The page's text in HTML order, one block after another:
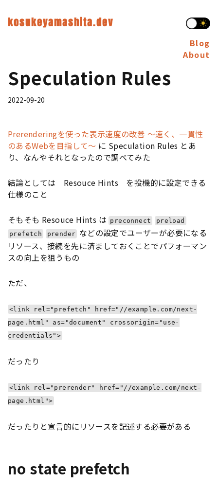
kosukeyamashita.dev
Blog
About
Speculation Rules
2022-09-20
Prerenderingを使った表示速度の改善 〜速く、一貫性
のあるWebを目指して〜 に Speculation Rules とあ
り、なんやそれとなったので調べてみた
結論としては Resouce Hints を投機的に設定できる
仕様のこと
そもそも Resouce Hints は preconnect
preload
prefetch
prender などの設定でユーザーが必要になる
リソース、接続を先に済ましておくことでパフォーマン
スの向上を狙うもの
ただ、
<link rel="prefetch" href="//example.com/next-
page.html" as="document" crossorigin="use-
credentials">
だったり
<link rel="prerender" href="//example.com/next-
page.html">
だったりと宣言的にリソースを記述する必要がある
no state prefetch